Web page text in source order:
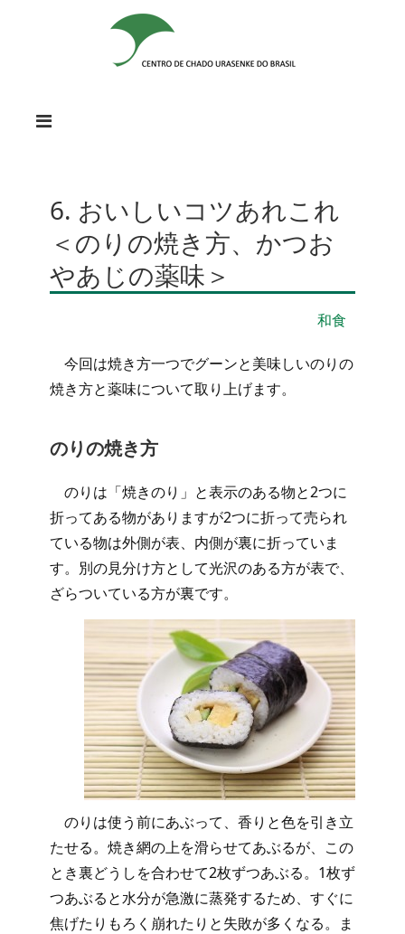
6. おいしいコツあれこれ
＜のりの焼き方、かつお
やあじの薬味＞
和食
今回は焼き方一つでグーンと美味しいのりの
焼き方と薬味について取り上げます。
のりの焼き方
のりは「焼きのり」と表示のある物と2つに
折ってある物がありますが2つに折って売られ
ている物は外側が表、内側が裏に折っていま
す。別の見分け方として光沢のある方が表で、
ざらついている方が裏です。
のりは使う前にあぶって、香りと色を引き立
たせる。焼き網の上を滑らせてあぶるが、この
とき裏どうしを合わせて2枚ずつあぶる。1枚ず
つあぶると水分が急激に蒸発するため、すぐに
焦げたりもろく崩れたりと失敗が多くなる。ま